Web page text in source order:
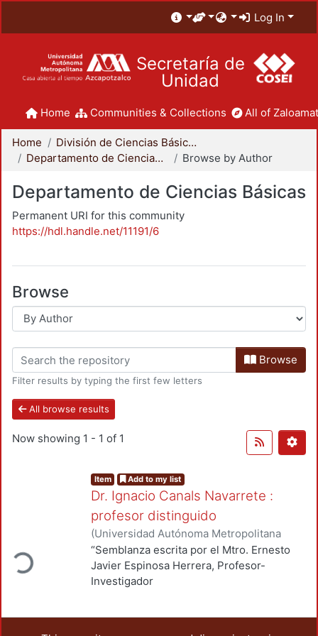
Log In
Secretaría de
Unidad
Home Communities & Collections All of
Home
División de Ciencias Básicas e Ingeniería
Departamento de Ciencias Básicas
Browse by Author
Departamento de Ciencias Básicas
Permanent URI for this community
https://hdl.handle.net/11191/6
Browse
Browse
Filter results by typing the first few letters
All browse results
Now showing 1 - 1 of 1
Item Add to my list
Dr. Ignacio Canals Navarrete :
profesor distinguido
(Universidad Autónoma Metropolitana
(México). Unidad Azcapotzalco, 2015-07
Canals Navarrete, Ignacio;Aldaz Vélez,
Rosalinda, compilación y redacción
“Semblanza escrita por el Mtro. Ernesto
Javier Espinosa Herrera, Profesor-
Investigador